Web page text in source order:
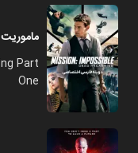
ماموریت
Part
One